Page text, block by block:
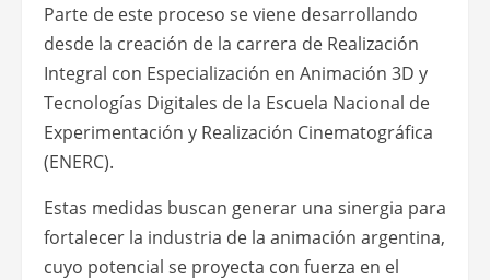
Parte de este proceso se viene desarrollando
desde la creación de la carrera de Realización
Integral con Especialización en Animación 3D y
Tecnologías Digitales de la Escuela Nacional de
Experimentación y Realización Cinematográfica
(ENERC).
Estas medidas buscan generar una sinergia para
fortalecer la industria de la animación argentina,
cuyo potencial se proyecta con fuerza en el